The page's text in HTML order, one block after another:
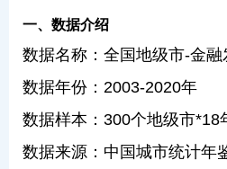
一、数据介绍
数据名称：全国地级市-金融
数据年份：2003-2020年
数据样本：300个地级市*18
数据来源：中国城市统计年